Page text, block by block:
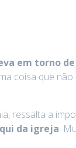
em torno
coisa que
ressalta a
da igreja.